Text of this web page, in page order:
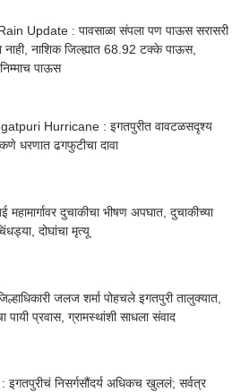
Update : पावसाळा संपला पण पाऊस सरासरी
नाही, नाशिक जिल्ह्यात 68.92 टक्के पाऊस,
पाऊस
Hurricane : इगतपुरीत वावटळसदृश्य
धरणात ढगफुटीचा दावा
महामार्गावर दुचाकीचा भीषण अपघात, दुचाकीच्या
दोघांचा मृत्यू
जलज शर्मा पोहचले इगतपुरी तालुक्यात,
पायी प्रवास, ग्रामस्थांशी साधला संवाद
निसर्गसौंदर्य अधिकच खुललं; सर्वत्र